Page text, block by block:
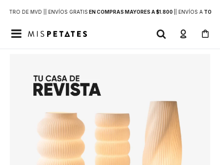
DE MVD | | ENVÍOS GRATIS EN COMPRAS MAYORES A $1.800 | ENVÍOS ATODO
